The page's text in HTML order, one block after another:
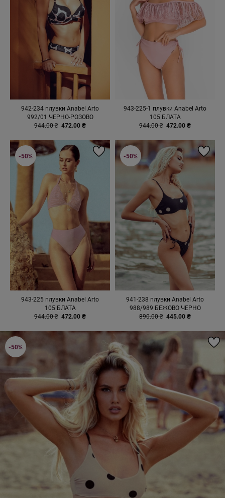
942-234 плувки Anabel Arto
992/01 ЧЕРНО-РОЗОВО
944.00 ₴ 472.00 ₴
943-225-1 плувки Anabel Arto
105 БЛАТА
944.00 ₴ 472.00 ₴
943-225 плувки Anabel Arto
105 БЛАТА
944.00 ₴ 472.00 ₴
-50%
941-238 плувки Anabel Arto
988/989 БЕЖОВО ЧЕРНО
890.00 ₴ 445.00 ₴
-50%
-50%